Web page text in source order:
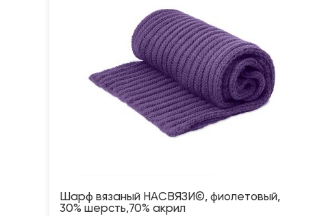
Шарф вязаный НАСВЯЗИ©, фиолетовый,
30% шерсть,70% акрил